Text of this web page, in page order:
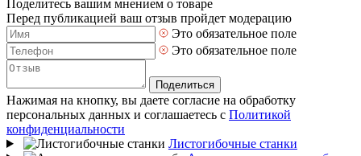
Поделитесь вашим мнением о товаре
Перед публикацией ваш отзыв пройдет модерацию
Это обязательное поле
Это обязательное поле
Поделиться
Нажимая на кнопку, вы даете согласие на обработку
персональных данных и соглашаетесь с Политикой
конфиденциальности
Листогибочные станки